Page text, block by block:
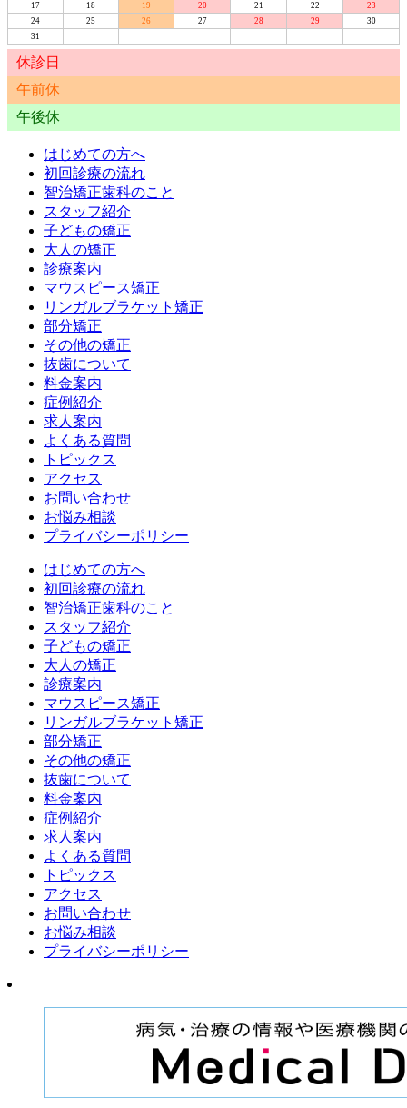
17
18 19 20 21 22
23
24
25 26 27 28 29
30
31
休診日
午前休
午後休
はじめての方へ
初回診療の流れ
智治矯正歯科のこと
スタッフ紹介
子どもの矯正
大人の矯正
診療案内
マウスピース矯正
リンガルブラケット矯正
部分矯正
その他の矯正
抜歯について
料金案内
症例紹介
求人案内
よくある質問
トピックス
アクセス
お問い合わせ
お悩み相談
プライバシーポリシー
はじめての方へ
初回診療の流れ
智治矯正歯科のこと
スタッフ紹介
子どもの矯正
大人の矯正
診療案内
マウスピース矯正
リンガルブラケット矯正
部分矯正
その他の矯正
抜歯について
料金案内
症例紹介
求人案内
よくある質問
トピックス
アクセス
お問い合わせ
お悩み相談
プライバシーポリシー